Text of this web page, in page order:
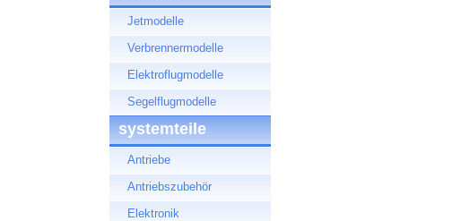
Jetmodelle
Verbrennermodelle
Elektroflugmodelle
Segelflugmodelle
systemteile
Antriebe
Antriebszubehör
Elektronik